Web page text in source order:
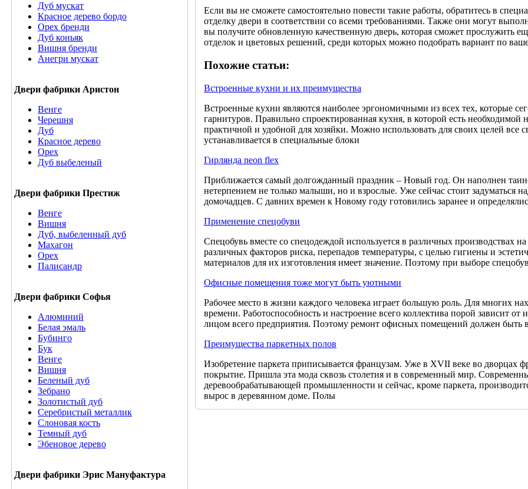
Дуб мускат
Красное дерево бордо
Орех бренди
Дуб коньяк
Вишня бренди
Анегри мускат
Двери фабрики Аристон
Венге
Черешня
Дуб
Красное дерево
Орех
Дуб выбеленый
Двери фабрики Престиж
Венге
Вишня
Дуб, выбеленный дуб
Махагон
Орех
Палисандр
Двери фабрики Софья
Алюминий
Белая эмаль
Бубинго
Бук
Венге
Вишня
Беленый дуб
Зебрано
Золотистый дуб
Серебристый металлик
Слоновая кость
Темный дуб
Эбеновое дерево
Двери фабрики Эрис Мануфактура
Если вы не сможете самостоятельно повести такие работы, обратитесь в
отделку двери в соответствии со всеми требованиями. Также они могут
вы получите обновленную качественную дверь, которая сможет прослужить
отделок и цветовых решений, среди которых можно подобрать вариант по
Похожие статьи:
Встроенные кухни и их преимущества
Встроенные кухни являются наиболее эргономичными из всех тех, которые
гарнитуров. Правильно спроектированная кухня, в которой есть необходимой
практичной и удобной для хозяйки. Можно использовать для своих целей все
устанавливается в специальные блоки
Гирлянда neon flex
Приближается самый долгожданный праздник – Новый год. Он наполнен
нетерпением не только малыши, но и взрослые. Уже сейчас стоит задуматься
домочадцев. С давних времен к Новому году готовились заранее и
Применение спецобуви
Спецобувь вместе со спецодеждой используется в различных производствах
различных факторов риска, перепадов температуры, с целью гигиены и
материалов для их изготовления имеет значение. Поэтому при выборе
Офисные помещения тоже могут быть уютными
Рабочее место в жизни каждого человека играет большую роль. Для многих
времени. Работоспособность и настроение всего коллектива порой зависит
лицом всего предприятия. Поэтому ремонт офисных помещений должен быть
Преимущества паркетных полов
Изобретение паркета приписывается французам. Уже в ХVII веке во дворцах
покрытие. Пришла эта мода сквозь столетия и в современный мир.
деревообрабатывающей промышленности и сейчас, кроме паркета,
вырос в деревянном доме. Полы